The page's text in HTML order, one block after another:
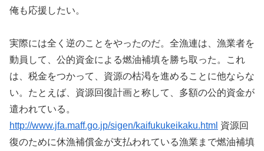
俺も応援したい。
実際には全く逆のことをやったのだ。全漁連は、漁業者を
動員して、公的資金による燃油補填を勝ち取った。これ
は、税金をつかって、資源の枯渇を進めることに他ならな
い。たとえば、資源回復計画と称して、多額の公的資金が
遣われている。
http://www.jfa.maff.go.jp/sigen/kaifukukeikaku.html 資源回
復のために休漁補償金が支払われている漁業まで燃油補填